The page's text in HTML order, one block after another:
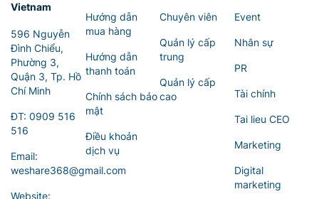
Vietnam
596 Nguyễn
Đình Chiểu,
Phường 3,
Quận 3, Tp. Hồ
Chí Minh
ĐT: 0909 516
516
Email:
weshare368@gmail.com
Website:
Hướng dẫn
mua hàng
Hướng dẫn
thanh toán
Chính sách bảo
mật
Điều khoản
dịch vụ
Chuyên viên
Quản lý cấp
trung
Quản lý cấp
cao
Event
Nhân sự
PR
Tài chính
Tai lieu CEO
Marketing
Digital
marketing